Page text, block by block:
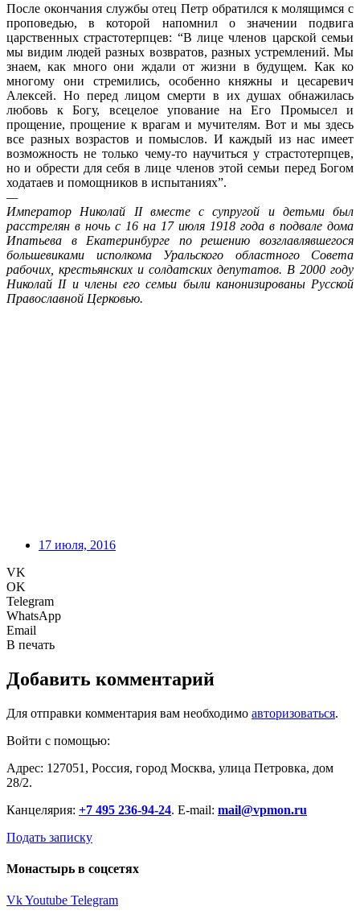
После окончания службы отец Петр обратился к молящимся с
проповедью, в которой напомнил о значении подвига
царственных страстотерпцев: “В лице членов царской семьи
мы видим людей разных возвратов, разных устремлений. Мы
знаем, как много они ждали от жизни в будущем. Как ко
многому они стремились, особенно княжны и цесаревич
Алексей. Но перед лицом смерти в их душах обнажилась
любовь к Богу, всецелое упование на Его Промысел и
прощение, прощение к врагам и мучителям. Вот и мы здесь
все разных возрастов и помыслов. И каждый из нас имеет
возможность не только чему-то научиться у страстотерпцев,
но и обрести для себя в лице членов этой семьи перед Богом
ходатаев и помощников в испытаниях”.
—
Император Николай II вместе с супругой и детьми был
расстрелян в ночь с 16 на 17 июля 1918 года в подвале дома
Ипатьева в Екатеринбурге по решению возглавлявшегося
большевиками исполкома Уральского областного Совета
рабочих, крестьянских и солдатских депутатов. В 2000 году
Николай II и члены его семьи были канонизированы Русской
Православной Церковью.
17 июля, 2016
VK
OK
Telegram
WhatsApp
Email
В печать
Добавить комментарий
Для отправки комментария вам необходимо авторизоваться.
Войти с помощью:
Адрес: 127051, Россия, город Москва, улица Петровка, дом
28/2.
Канцелярия: +7 495 236-94-24. E-mail: mail@vpmon.ru
Подать записку
Монастырь в соцсетях
VkYoutube Telegram